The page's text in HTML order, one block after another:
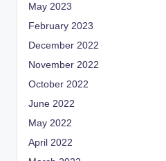
May 2023
February 2023
December 2022
November 2022
October 2022
June 2022
May 2022
April 2022